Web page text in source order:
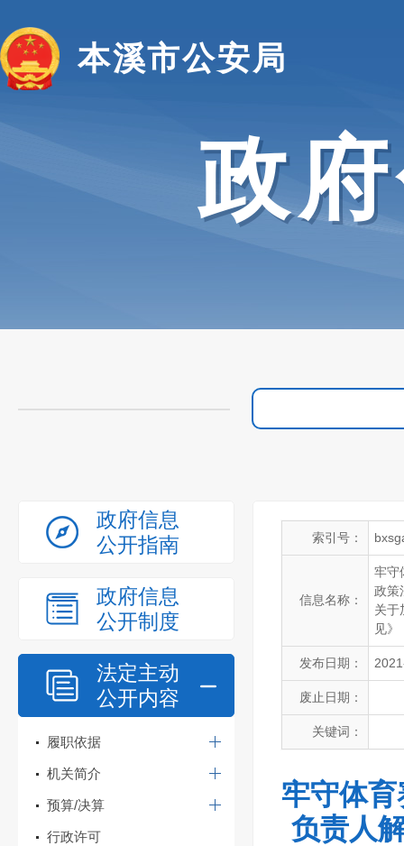
本溪市公安局
政
政府信息
公开指南
政府信息
公开制度
法定主动
公开内容
履职依据
机关简介
预算/决算
行政许可
索引号：
信息名称：
牢守
政策
关于
见》
发布日期：
废止日期：
关键词：
牢守体
负责人